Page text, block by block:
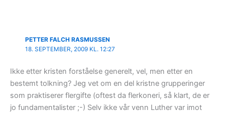
PETTER FALCH RASMUSSEN
18. SEPTEMBER, 2009 KL. 12:27
Ikke etter kristen forståelse generelt, vel, men etter en
bestemt tolkning? Jeg vet om en del kristne grupperinger
som praktiserer flergifte (oftest da flerkoneri, så klart, de er
jo fundamentalister ;-) Selv ikke vår venn Luther var imot